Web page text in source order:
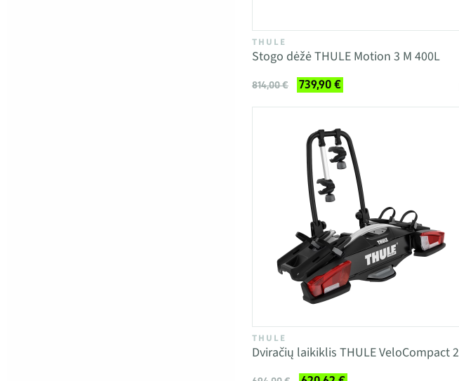
THULE
Stogo dėžė THULE Motion 3 M 400L
814,00 € 739,90 €
THULE
Dviračių laikiklis THULE VeloCompact 2